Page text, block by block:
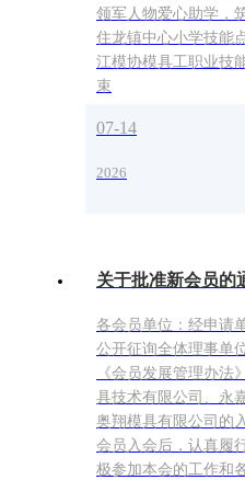
领军人物爱心助学，
住龙镇中心小学技能
江模协模具工职业技
束
07-14
2026
关于批准新会员的
各会员单位：经申请
公开征询全体理事单
《会员发展管理办法
具技术有限公司、永
奥翔模具有限公司的
会员入会后，认真履
极参加本会的工作和